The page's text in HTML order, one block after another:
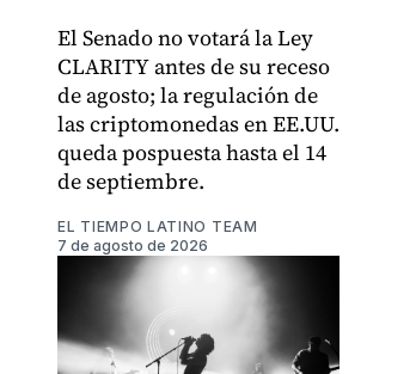
El Senado no votará la Ley
CLARITY antes de su receso
de agosto; la regulación de
las criptomonedas en EE.UU.
queda pospuesta hasta el 14
de septiembre.
EL TIEMPO LATINO TEAM
7 de agosto de 2026